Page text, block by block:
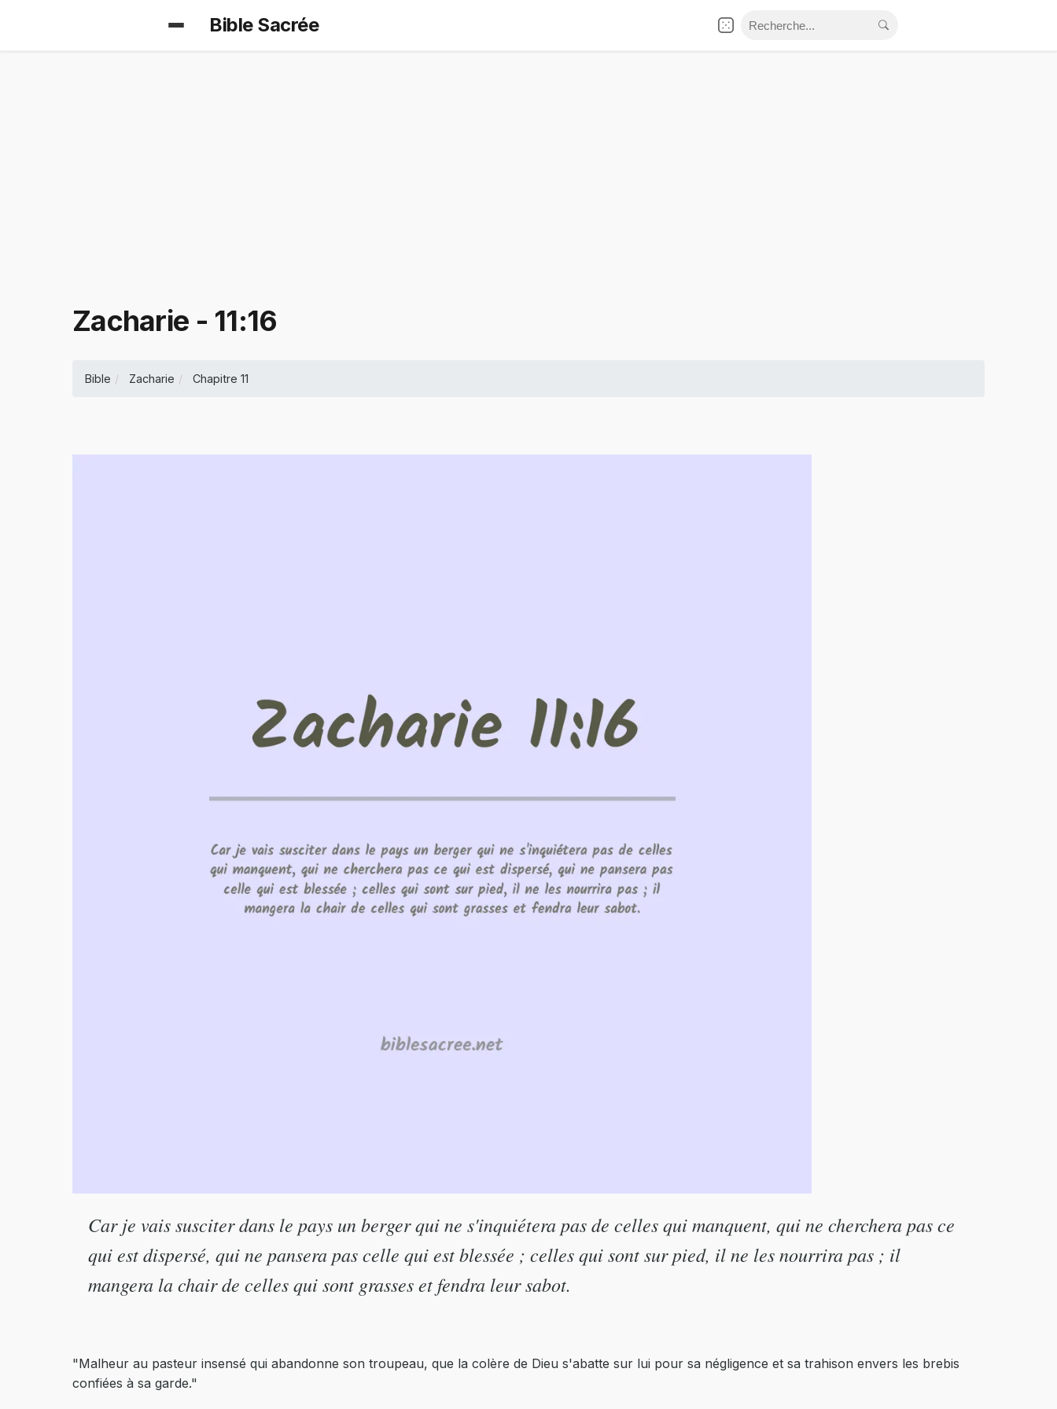
Bible Sacrée
Zacharie - 11:16
Bible Zacharie Chapitre 11
Car je vais susciter dans le pays un berger qui ne s'inquiétera pas de celles qui manquent, qui ne cherchera pas ce
qui est dispersé, qui ne pansera pas celle qui est blessée ; celles qui sont sur pied, il ne les nourrira pas ; il
mangera la chair de celles qui sont grasses et fendra leur sabot.
"Malheur au pasteur insensé qui abandonne son troupeau, que la colère de Dieu s'abatte sur lui pour sa négligence et sa trahison envers les brebis
confiées à sa garde."